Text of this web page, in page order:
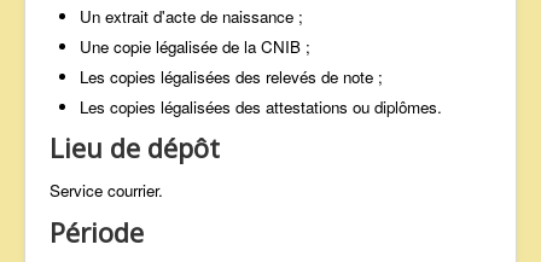
Un extrait d'acte de naissance ;
Une copie légalisée de la CNIB ;
Les copies légalisées des relevés de note ;
Les copies légalisées des attestations ou diplômes.
Lieu de dépôt
Service courrier.
Période